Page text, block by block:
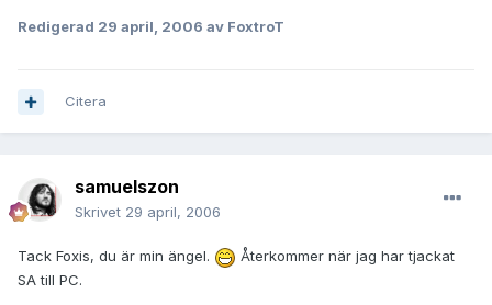
Redigerad 29 april, 2006 av FoxtroT
Citera
samuelszon
Skrivet 29 april, 2006
Tack Foxis, du är min ängel.
Återkommer när jag har tjackat
SA till PC.